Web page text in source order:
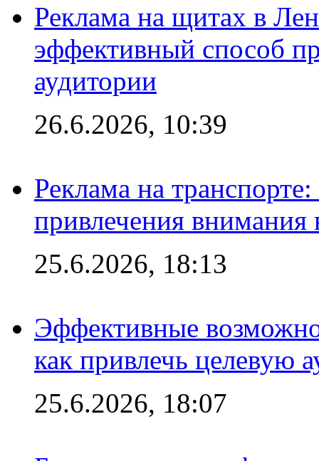
Реклама на щитах в
эффективный способ
аудитории
26.6.2026, 10:39
Реклама на
привлечения внимания
25.6.2026, 18:13
Эффективные
как привлечь целевую
25.6.2026, 18:07